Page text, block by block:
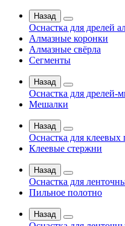
Назад
Оснастка для дрелей
Алмазные коронки
Алмазные свёрла
Сегменты
Назад
Оснастка для дрелей-
Мешалки
Назад
Оснастка для клеевых
Клеевые стержни
Назад
Оснастка для
Пильное полотно
Назад